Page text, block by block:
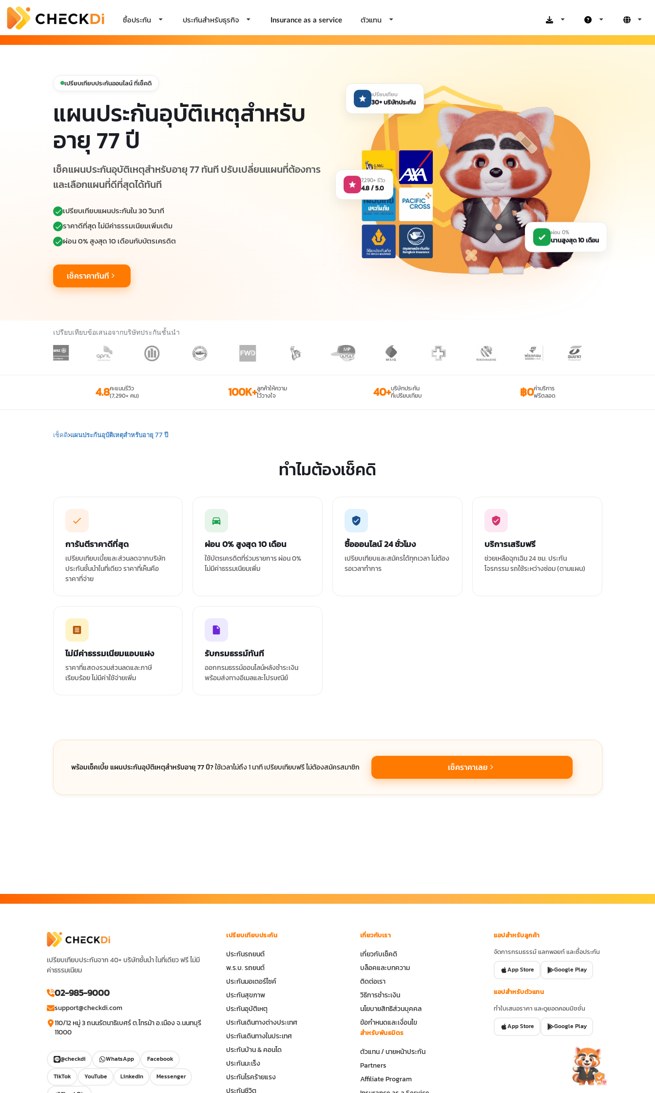
ซื้อประกัน ประกันสำหรับธุรกิจ Insurance as a service ตัวแทน
เปรียบเทียบประกันออนไลน์ ที่เช็คดิ
แผนประกันอุบัติเหตุสำหรับ
อายุ 77 ปี
เช็คแผนประกันอุบัติเหตุสำหรับอายุ 77 ทันที ปรับเปลี่ยนแผนที่ต้องการ
และเลือกแผนที่ดีที่สุดได้ทันที
เปรียบเทียบแผนประกันใน 30 วินาที
ราคาดีที่สุด ไม่มีค่าธรรมเนียมเพิ่มเติม
ผ่อน 0% สูงสุด 10 เดือนกับบัตรเครดิต
เช็คราคาทันที
เปรียบเทียบ
30+ บริษัทประกัน
ผ่อน 0%
นานสูงสุด 10 เดือน
7,290+ รีวิว
4.8 / 5.0
เปรียบเทียบข้อเสนอจากบริษัทประกันชั้นนำ
4.8คะแนนรีวิว
(7,290+ คน)
100K+ลูกค้าให้ความ
ไว้วางใจ
40+บริษัทประกัน
ที่เปรียบเทียบ
฿0ค่าบริการ
ฟรีตลอด
เช็คดิ แผนประกันอุบัติเหตุสำหรับอายุ 77 ปี
ทำไมต้องเช็คดิ
การันตีราคาดีที่สุด
เปรียบเทียบเบี้ยและส่วนลดจากบริษัท
ประกันชั้นนำในที่เดียว ราคาที่เห็นคือ
ราคาที่จ่าย
ผ่อน 0% สูงสุด 10 เดือน
ใช้บัตรเครดิตที่ร่วมรายการ ผ่อน 0%
ไม่มีค่าธรรมเนียมเพิ่ม
ซื้อออนไลน์ 24 ชั่วโมง
เปรียบเทียบและสมัครได้ทุกเวลา ไม่ต้อง
รอเวลาทำการ
บริการเสริมฟรี
ช่วยเหลือฉุกเฉิน 24 ชม. ประกัน
โจรกรรม รถใช้ระหว่างซ่อม (ตามแผน)
ไม่มีค่าธรรมเนียมแอบแฝง
ราคาที่แสดงรวมส่วนลดและภาษี
เรียบร้อย ไม่มีค่าใช้จ่ายเพิ่ม
รับกรมธรรม์ทันที
ออกกรมธรรม์ออนไลน์หลังชำระเงิน
พร้อมส่งทางอีเมลและไปรษณีย์
พร้อมเช็คเบี้ย แผนประกันอุบัติเหตุสำหรับอายุ 77 ปี?ใช้เวลาไม่ถึง 1 นาที เปรียบเทียบฟรี ไม่ต้องสมัครสมาชิก เช็คราคาเลย
เปรียบเทียบประกันจาก 40+ บริษัทชั้นนำ ในที่เดียว ฟรี ไม่มี
ค่าธรรมเนียม
02-985-9000
support@checkdi.com
110/12 หมู่ 3 ถนนรัตนาธิเบศร์ ต.ไทรม้า อ.เมือง จ.นนทบุรี
11000
@checkdi WhatsApp
Facebook
TikTok
YouTube LinkedIn
Messenger
เปรียบเทียบประกัน
ประกันรถยนต์
พ.ร.บ. รถยนต์
ประกันมอเตอร์ไซค์
ประกันสุขภาพ
ประกันอุบัติเหตุ
ประกันเดินทางต่างประเทศ
ประกันเดินทางในประเทศ
ประกันบ้าน & คอนโด
ประกันมะเร็ง
ประกันโรคร้ายแรง
ประกันชีวิต
เกี่ยวกับเรา
เกี่ยวกับเช็คดิ
บล็อคและบทความ
ติดต่อเรา
วิธีการชำระเงิน
นโยบายสิทธิส่วนบุคคล
ข้อกำหนดและเงื่อนไข
สำหรับพันธมิตร
ตัวแทน / นายหน้าประกัน
Partners
Affiliate Program
แอปสำหรับลูกค้า
จัดการกรมธรรม์ แลกพอยท์ และซื้อประกัน
App Store Google Play
แอปสำหรับตัวแทน
ทำใบเสนอราคา และดูยอดคอมมิชชั่น
App Store Google Play